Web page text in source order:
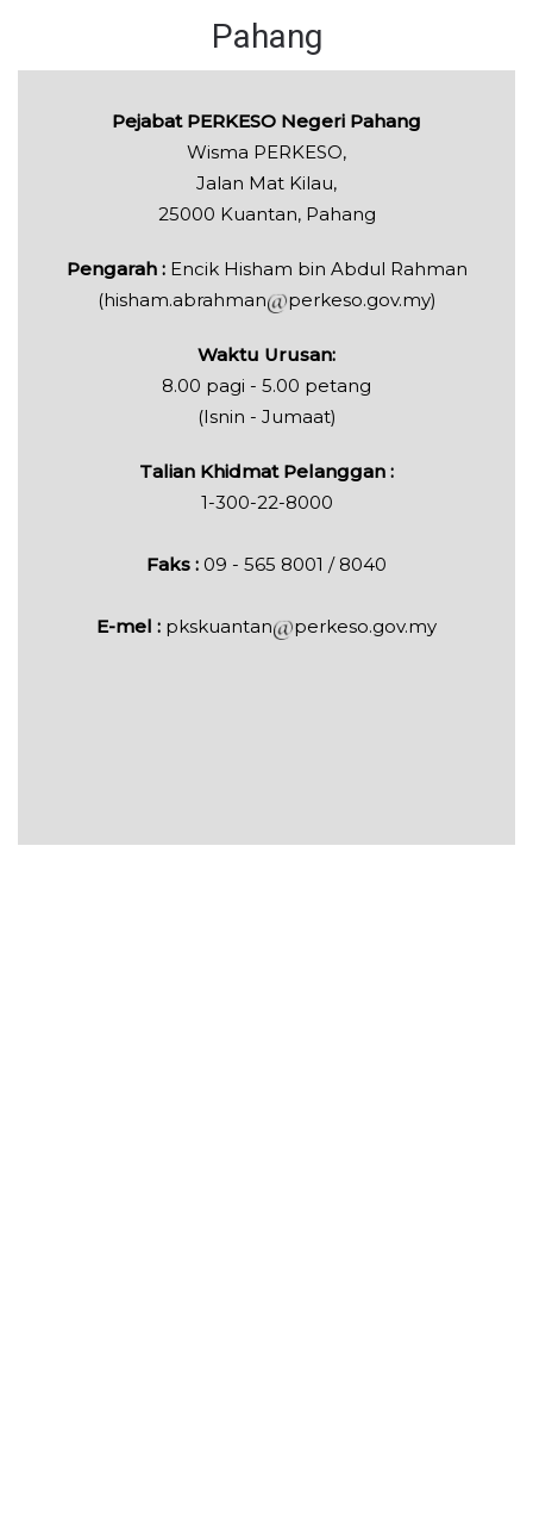
Pahang
Pejabat PERKESO Negeri Pahang
Wisma PERKESO,
Jalan Mat Kilau,
25000 Kuantan, Pahang
Pengarah :Encik Hisham bin Abdul Rahman
(hisham.abrahman
perkeso.gov.my)
Waktu Urusan:
8.00 pagi - 5.00 petang
(Isnin - Jumaat)
Talian Khidmat Pelanggan :
1-300-22-8000
Faks : 09 - 565 8001 / 8040
E-mel : pkskuantan perkeso.gov.my